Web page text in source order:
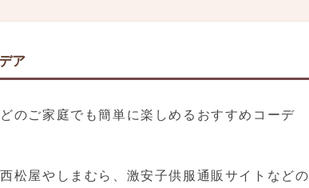
ア
のご家庭でも簡単に楽しめるおすすめコーデ
松屋やしまむら、激安子供服通販サイトなどの